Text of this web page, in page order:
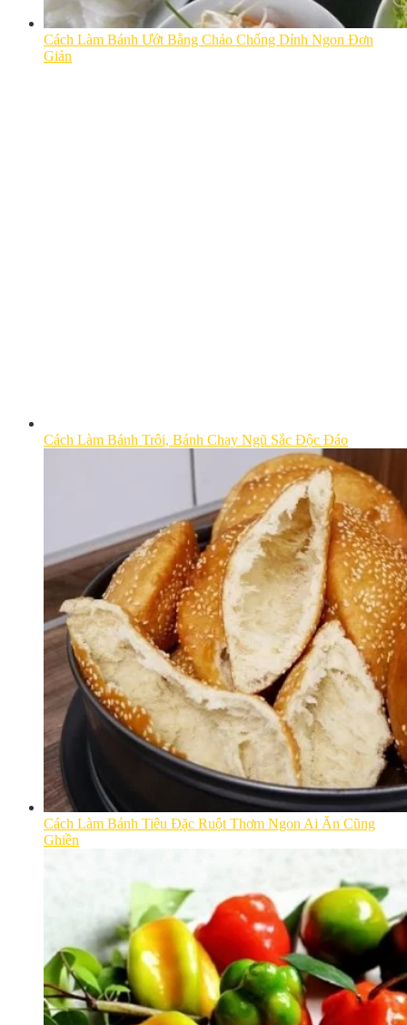
Cách Làm Bánh Ướt Bằng Chảo Chống Dính Ngon Đơn
Giản
Cách Làm Bánh Trôi, Bánh Chay Ngũ Sắc Độc Đáo
Cách Làm Bánh Tiêu Đặc Ruột Thơm Ngon Ai Ăn Cũng
Ghiền